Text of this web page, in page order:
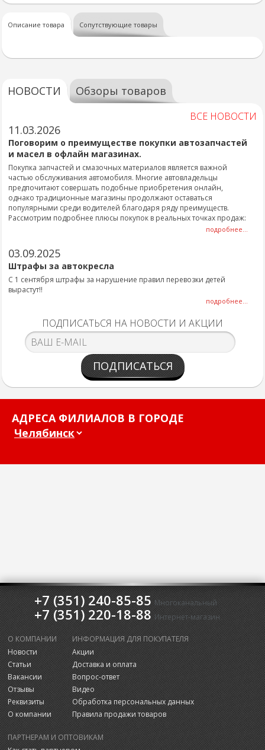
Описание товара Сопутствующие товары
НОВОСТИ Обзоры товаров
ВСЕ НОВОСТИ
11.03.2026
Поговорим о преимуществе покупки автозапчастей
и масел в офлайн магазинах.
Покупка запчастей и смазочных материалов является важной
частью обслуживания автомобиля. Многие автовладельцы
предпочитают совершать подобные приобретения онлайн,
однако традиционные магазины продолжают оставаться
популярными среди водителей благодаря ряду преимуществ.
Рассмотрим подробнее плюсы покупок в реальных точках продаж:
подробнее...
03.09.2025
Штрафы за автокресла
С 1 сентября штрафы за нарушение правил перевозки детей
вырастут!!
подробнее...
ПОДПИСАТЬСЯ НА НОВОСТИ И АКЦИИ
ПОДПИСАТЬСЯ
АДРЕСА ФИЛИАЛОВ В ГОРОДЕ
+7 (351) 240-85-85 Многоканальный
+7 (351) 220-18-88 Интернет-магазин
О КОМПАНИИ
Новости
Статьи
Вакансии
Отзывы
Реквизиты
О компании
ИНФОРМАЦИЯ ДЛЯ ПОКУПАТЕЛЯ
Акции
Доставка и оплата
Вопрос-ответ
Видео
Обработка персональных данных
Правила продажи товаров
ПАРТНЕРАМ И ОПТОВИКАМ